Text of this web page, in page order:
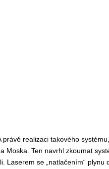
realizaci takového
Moska. Ten navrhl zkoumat
Laserem se „natlačením“ plynu